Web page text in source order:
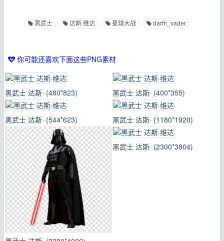
黑武士 达斯·维达 星球大战 darth_vader
你可能还喜欢下面这些PNG素材
黑武士 达斯· (480*823) 黑武士 达斯· (400*355)
黑武士 达斯· (544*623) 黑武士 达斯· (1180*1920)
黑武士 达斯· (2300*3804)